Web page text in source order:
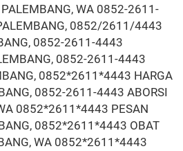
PALEMBANG, WA 0852-2611-
0852/2611/4443
0852-2611-4443
0852-2611-4443
0852*2611*4443 HARGA
0852-2611-4443 ABORSI
0852*2611*4443 PESAN
0852*2611*4443 OBAT
WA 0852*2611*4443